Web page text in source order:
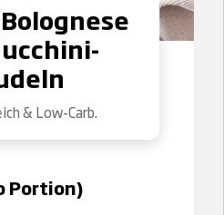
& Low-Carb.
Portion)